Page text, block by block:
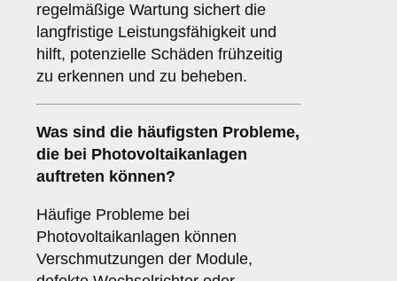
regelmäßige Wartung sichert die
langfristige Leistungsfähigkeit und
hilft, potenzielle Schäden frühzeitig
zu erkennen und zu beheben.
Was sind die häufigsten Probleme,
die bei Photovoltaikanlagen
auftreten können?
Häufige Probleme bei
Photovoltaikanlagen können
Verschmutzungen der Module,